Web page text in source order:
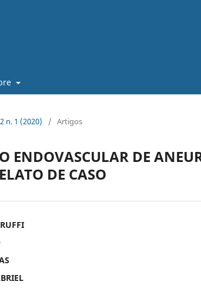
n. 1 (2020) / Artigos
ENDOVASCULAR DE
DE CASO